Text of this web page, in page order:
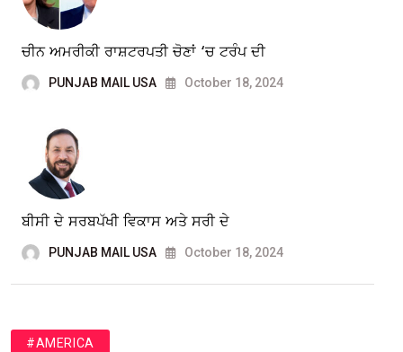
ਚੀਨ ਅਮਰੀਕੀ ਰਾਸ਼ਟਰਪਤੀ ਚੋਣਾਂ ‘ਚ ਟਰੰਪ ਦੀ
PUNJAB MAIL USA October 18, 2024
ਬੀਸੀ ਦੇ ਸਰਬਪੱਖੀ ਵਿਕਾਸ ਅਤੇ ਸਰੀ ਦੇ
PUNJAB MAIL USA October 18, 2024
#AMERICA